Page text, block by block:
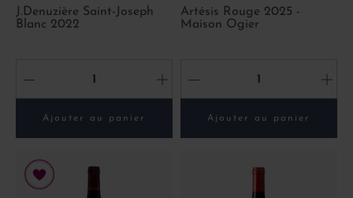
J.Denuzière Saint-Joseph
Blanc 2022
- +
Ajouter au panier
Artésis Rouge 2025 -
Maison Ogier
- +
Ajouter au panier